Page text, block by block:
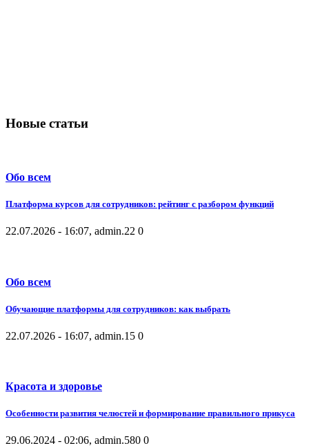
Новые статьи
Обо всем
Платформа курсов для сотрудников: рейтинг с разбором функций
22.07.2026 - 16:07, admin.22 0
Обо всем
Обучающие платформы для сотрудников: как выбрать
22.07.2026 - 16:07, admin.15 0
Красота и здоровье
Особенности развития челюстей и формирование правильного прикуса
29.06.2024 - 02:06, admin.580 0